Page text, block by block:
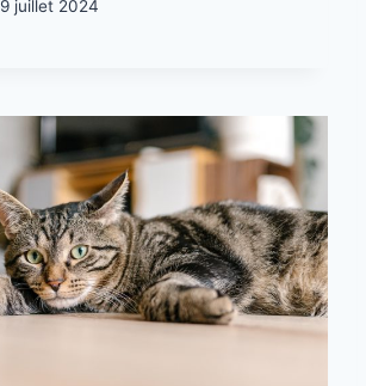
9 juillet 2024